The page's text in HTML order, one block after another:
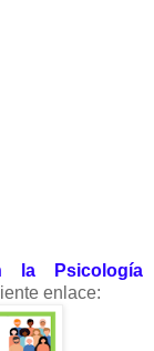
la Psicología
enlace: